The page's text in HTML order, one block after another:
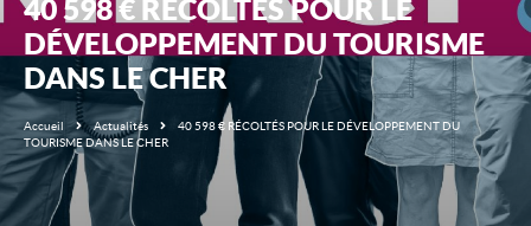
40 598 € RÉCOLTÉS POUR LE
DÉVELOPPEMENT DU TOURISME
DANS LE CHER
Accueil Actualités
40 598 € RÉCOLTÉS POUR LE DÉVELOPPEMENT DU
TOURISME DANS LE CHER